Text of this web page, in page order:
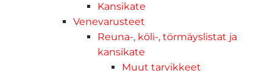
Kansikate
Venevarusteet
Reuna-, köli-, törmäyslistat ja
kansikate
Muut tarvikkeet